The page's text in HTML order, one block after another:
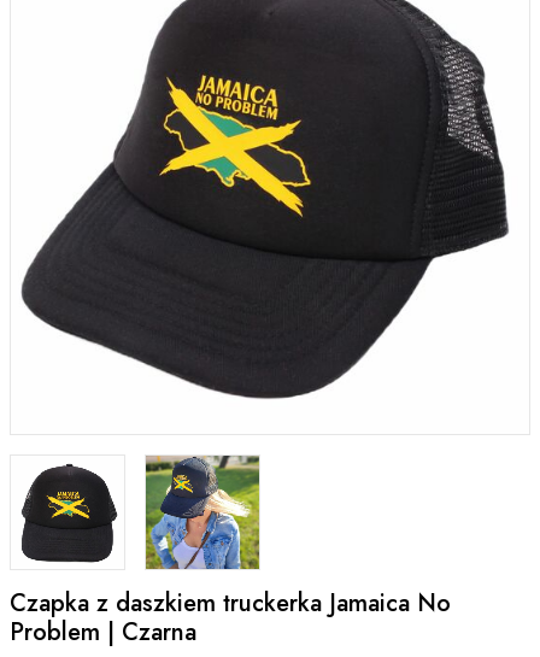
Czapka z daszkiem truckerka Jamaica No
Problem | Czarna